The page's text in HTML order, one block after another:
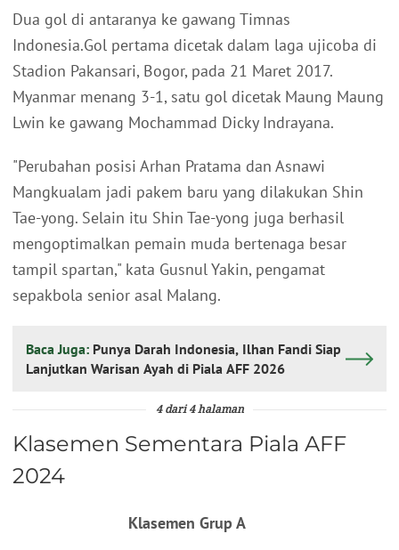
Dua gol di antaranya ke gawang Timnas
Indonesia.Gol pertama dicetak dalam laga ujicoba di
Stadion Pakansari, Bogor, pada 21 Maret 2017.
Myanmar menang 3-1, satu gol dicetak Maung Maung
Lwin ke gawang Mochammad Dicky Indrayana.
"Perubahan posisi Arhan Pratama dan Asnawi
Mangkualam jadi pakem baru yang dilakukan Shin
Tae-yong. Selain itu Shin Tae-yong juga berhasil
mengoptimalkan pemain muda bertenaga besar
tampil spartan," kata Gusnul Yakin, pengamat
sepakbola senior asal Malang.
Baca Juga: Punya Darah Indonesia, Ilhan Fandi Siap
Lanjutkan Warisan Ayah di Piala AFF 2026
4 dari 4 halaman
Klasemen Sementara Piala AFF
2024
Klasemen Grup A